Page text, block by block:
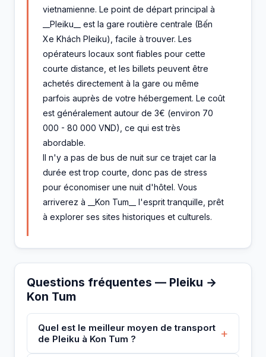
vietnamienne. Le point de départ principal à
__Pleiku__ est la gare routière centrale (Bến
Xe Khách Pleiku), facile à trouver. Les
opérateurs locaux sont fiables pour cette
courte distance, et les billets peuvent être
achetés directement à la gare ou même
parfois auprès de votre hébergement. Le coût
est généralement autour de 3€ (environ 70
000 - 80 000 VND), ce qui est très
abordable.
Il n'y a pas de bus de nuit sur ce trajet car la
durée est trop courte, donc pas de stress
pour économiser une nuit d'hôtel. Vous
arriverez à __Kon Tum__ l'esprit tranquille, prêt
à explorer ses sites historiques et culturels.
Questions fréquentes — Pleiku →
Kon Tum
Quel est le meilleur moyen de transport
de Pleiku à Kon Tum ?
+